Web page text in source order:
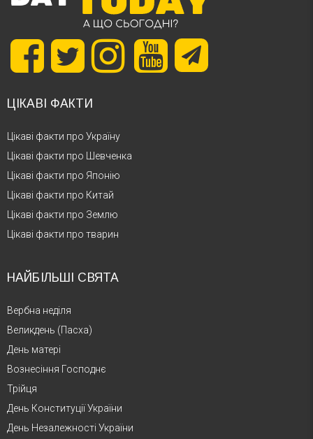
ЦІКАВІ ФАКТИ
Цікаві факти про Україну
Цікаві факти про Шевченка
Цікаві факти про Японію
Цікаві факти про Китай
Цікаві факти про Землю
Цікаві факти про тварин
НАЙБІЛЬШІ СВЯТА
Вербна неділя
Великдень (Пасха)
День матері
Вознесіння Господнє
Трійця
День Конституції України
День Незалежності України